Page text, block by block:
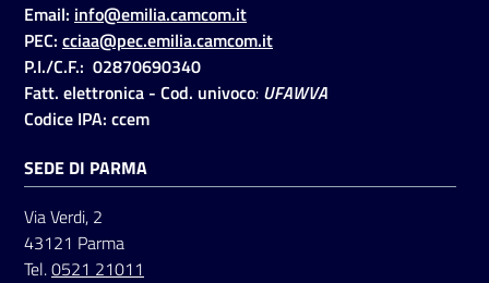
Accedi
Email: info@emilia.camcom.it
PEC: cciaa@pec.emilia.camcom.it
P.I./C.F.: 02870690340
Fatt. elettronica - Cod. univoco: UFAWVA
Codice IPA: ccem
SEDE DI PARMA
Via Verdi, 2
43121 Parma
Tel.0521 21011